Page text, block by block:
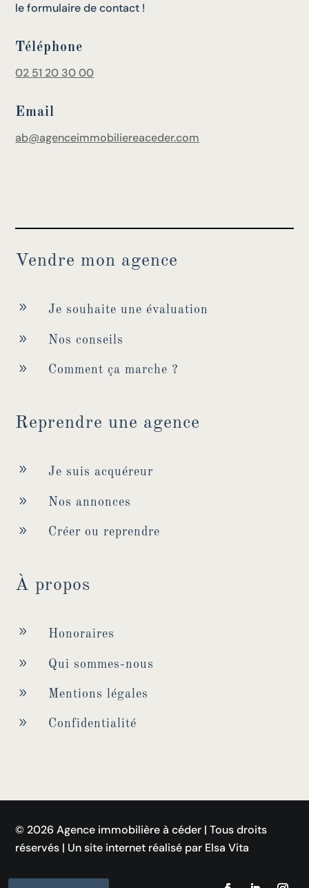
le formulaire de contact !
Téléphone
02 51 20 30 00
Email
ab@agenceimmobiliereaceder.com
Vendre mon agence
9 Je souhaite une évaluation
9 Nos conseils
9 Comment ça marche ?
Reprendre une agence
9 Je suis acquéreur
9 Nos annonces
9 Créer ou reprendre
À propos
9 Honoraires
9 Qui sommes-nous
9 Mentions légales
9 Confidentialité
© 2026 Agence immobilière à céder | Tous droits
réservés | Un site internet réalisé par Elsa Vita